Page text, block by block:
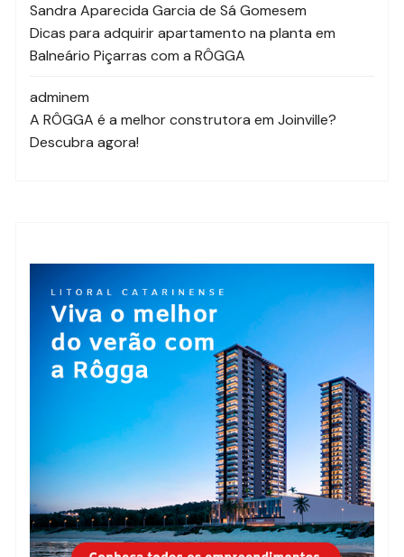
Sandra Aparecida Garcia de Sá Gomesem
Dicas para adquirir apartamento na planta em
Balneário Piçarras com a RÔGGA
adminem
A RÔGGA é a melhor construtora em Joinville?
Descubra agora!